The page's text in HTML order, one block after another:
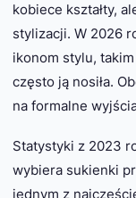
kobiece kształty,
stylizacji. W 2026
ikonom stylu,
często ją nosiła.
na formalne
Statystyki z 2023
wybiera sukienki
jednym z